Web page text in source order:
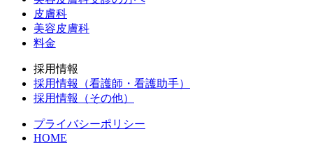
皮膚科
美容皮膚科
料金
採用情報
採用情報（看護師・看護助手）
採用情報（その他）
プライバシーポリシー
HOME